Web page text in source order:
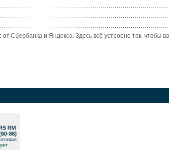
Сбербанка и Яндекса. Здесь всё устроено так, чтобы
RM
86)